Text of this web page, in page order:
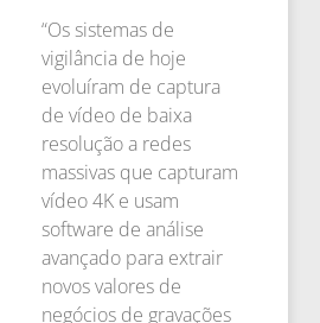
“Os sistemas de
vigilância de hoje
evoluíram de captura
de vídeo de baixa
resolução a redes
massivas que capturam
vídeo 4K e usam
software de análise
avançado para extrair
novos valores de
negócios de gravações